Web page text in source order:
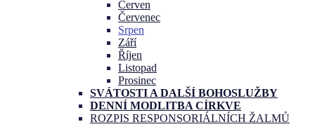
Červen
Červenec
Srpen
Září
Říjen
Listopad
Prosinec
SVÁTOSTI A DALŠÍ BOHOSLUŽBY
DENNÍ MODLITBA CÍRKVE
ROZPIS RESPONSORIÁLNÍCH ŽALMŮ